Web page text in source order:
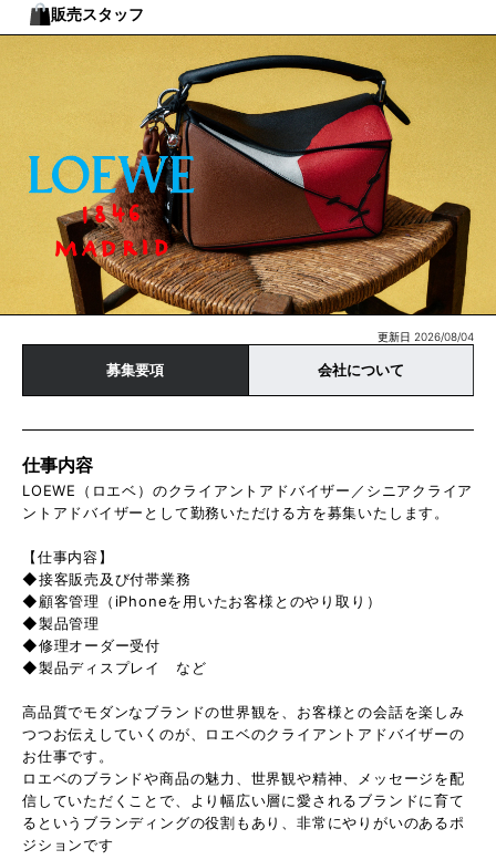
販売スタッフ
更新日 2026/08/04
募集要項 会社について
仕事内容
LOEWE（ロエベ）のクライアントアドバイザー／シニアクライア
ントアドバイザーとして勤務いただける方を募集いたします。
【仕事内容】
◆接客販売及び付帯業務
◆顧客管理（iPhoneを用いたお客様とのやり取り）
◆製品管理
◆修理オーダー受付
◆製品ディスプレイ など
高品質でモダンなブランドの世界観を、お客様との会話を楽しみ
つつお伝えしていくのが、ロエベのクライアントアドバイザーの
お仕事です。
ロエベのブランドや商品の魅力、世界観や精神、メッセージを配
信していただくことで、より幅広い層に愛されるブランドに育て
るというブランディングの役割もあり、非常にやりがいのあるポ
ジションです